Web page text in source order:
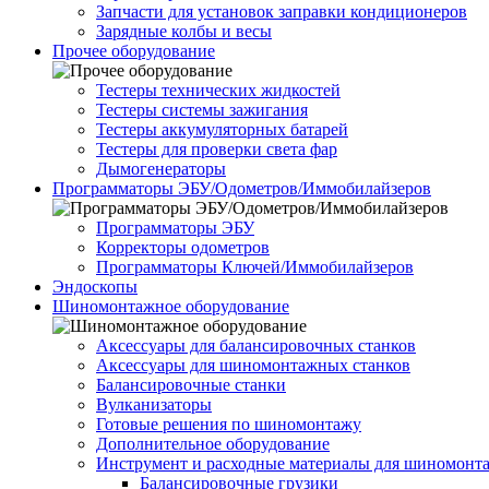
Запчасти для установок заправки кондиционеров
Зарядные колбы и весы
Прочее оборудование
Тестеры технических жидкостей
Тестеры системы зажигания
Тестеры аккумуляторных батарей
Тестеры для проверки света фар
Дымогенераторы
Программаторы ЭБУ/Одометров/Иммобилайзеров
Программаторы ЭБУ
Корректоры одометров
Программаторы Ключей/Иммобилайзеров
Эндоскопы
Шиномонтажное оборудование
Аксессуары для балансировочных станков
Аксессуары для шиномонтажных станков
Балансировочные станки
Вулканизаторы
Готовые решения по шиномонтажу
Дополнительное оборудование
Инструмент и расходные материалы для
Балансировочные грузики